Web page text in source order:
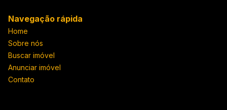
Navegação rápida
Home
Sobre nós
Buscar imóvel
Anunciar imóvel
Contato